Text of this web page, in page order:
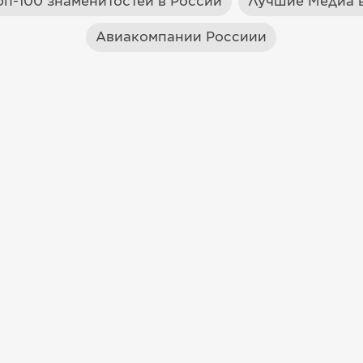
Авиакомпании Россиии